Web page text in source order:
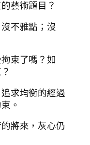
藝術題目？
不雅點；沒
束了嗎？如
求均衡的經過
。
將來，灰心仍